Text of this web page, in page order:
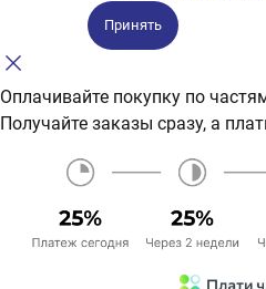
Принять
Оплачивайте покупку по
Получайте заказы сразу, а